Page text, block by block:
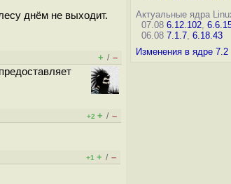
днём не выходит.
+ / –
+2 + / –
+1 + / –
Актуальные ядра
07.08 6.12.102,
06.08 7.1.7, 6.18.43
Изменения в ядре 7.2